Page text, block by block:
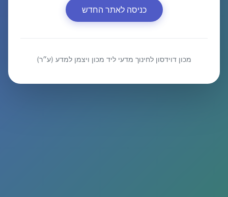
כניסה לאתר החדש
מכון דוידסון לחינוך מדעי ליד מכון ויצמן למדע (ע״ר)